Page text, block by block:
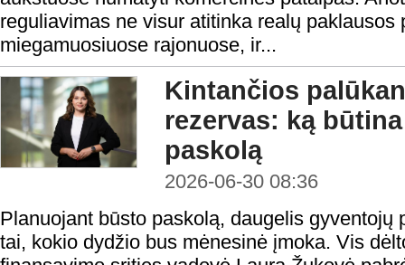
reguliavimas ne visur atitinka realų paklausos
miegamuosiuose rajonuose, ir...
Kintančios
rezervas: ką
paskolą
2026-06-30 08:36
Planuojant būsto paskolą, daugelis gyventojų
tai, kokio dydžio bus mėnesinė įmoka. Vis